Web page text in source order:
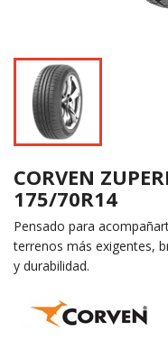
CORVEN
175/70R14
Pensado para
terrenos más exigentes,
y durabilidad.